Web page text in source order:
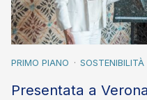
PRIMO PIANO SOSTENIBILITÀ
Presentata a